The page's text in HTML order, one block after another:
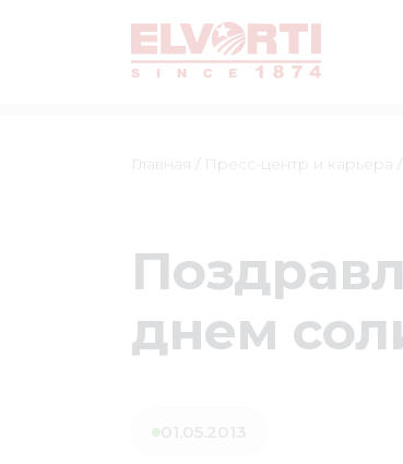
Главная / Пресс-центр и карьера /
днем
01.05.2013